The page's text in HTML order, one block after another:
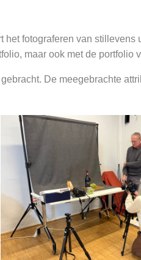
fotograferen van
maar ook met de portfolio
De meegebrachte